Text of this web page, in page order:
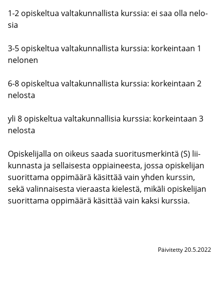
1-2 opis­kel­tua val­ta­kun­nal­lis­ta kurs­sia: ei saa olla ne­lo­
sia
3-5 opis­kel­tua val­ta­kun­nal­lis­ta kurs­sia: kor­kein­taan 1
ne­lo­nen
6-8 opis­kel­tua val­ta­kun­nal­lis­ta kurs­sia: kor­kein­taan 2
ne­los­ta
yli 8 opis­kel­tua val­ta­kun­nal­li­sia kurs­sia: kor­kein­taan 3
ne­los­ta
Opis­ke­li­jal­la on oi­keus saada suo­ri­tus­mer­kin­tä (S) lii­
kun­nas­ta ja sel­lai­ses­ta op­piai­nees­ta, jossa opis­ke­li­jan
suo­rit­ta­ma op­pi­mää­rä kä­sit­tää vain yhden kurs­sin,
sekä va­lin­nai­ses­ta vie­raas­ta kie­les­tä, mi­kä­li opis­ke­li­jan
suo­rit­ta­ma op­pi­mää­rä kä­sit­tää vain kaksi kurs­sia.
Päivitetty 20.5.2022